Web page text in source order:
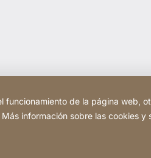
funcionamiento de la página web,
información sobre las cookies y